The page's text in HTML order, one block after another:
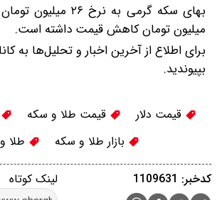
بهای سکه گرمی به نرخ
میلیون تومان کاهش قیمت داشته است.
برای اطلاع از آخرین اخبار و تحلیل‌ها به
بپیوندید.
قیمت دلار قیمت طلا و سکه
بازار طلا و سکه
طلا
لینک کوتاه کدخبر: 1109631